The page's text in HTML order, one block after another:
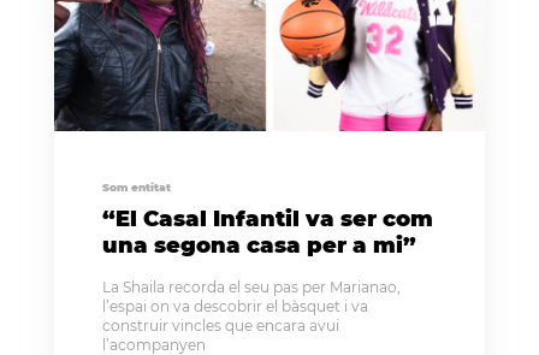
Som entitat
“El Casal Infantil va ser com
una segona casa per a mi”
La Shaila recorda el seu pas per Marianao,
l’espai on va descobrir el bàsquet i va
construir vincles que encara avui
l’acompanyen